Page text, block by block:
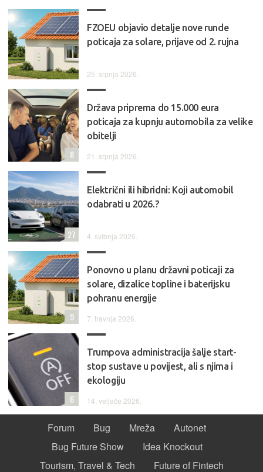
FZOEU objavio detalje nove runde
poticaja za solare, prijave od 2. rujna
25. srpnja 2026.
Država priprema do 15.000 eura
poticaja za kupnju automobila za velike
obitelji
21. srpnja 2026.
8
Električni ili hibridni: Koji automobil
odabrati u 2026.?
4. svibnja 2026.
27
Ponovno u planu državni poticaji za
solare, dizalice topline i baterijsku
pohranu energije
7. travnja 2026.
9
Trumpova administracija šalje start-
stop sustave u povijest, ali s njima i
ekologiju
14. veljače 2026.
6
Forum Bug Mreža
Autonet
Bug Future Show
Idea Knockout
Tourism, Travel & Tech
Future of Fintech